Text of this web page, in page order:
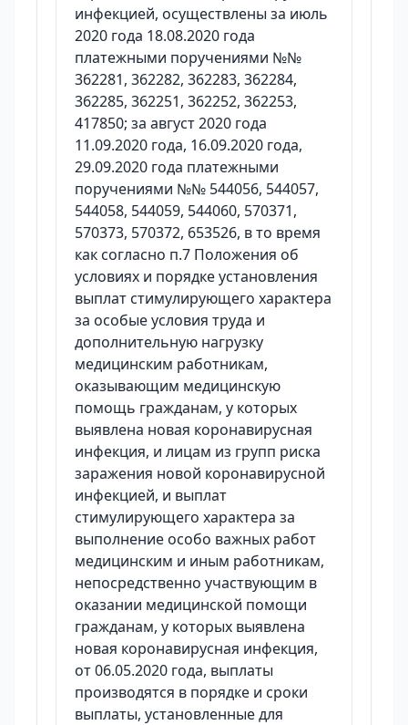
инфекцией, осуществлены за июль
2020 года 18.08.2020 года
платежными поручениями №№
362281, 362282, 362283, 362284,
362285, 362251, 362252, 362253,
417850; за август 2020 года
11.09.2020 года, 16.09.2020 года,
29.09.2020 года платежными
поручениями №№ 544056, 544057,
544058, 544059, 544060, 570371,
570373, 570372, 653526, в то время
как согласно п.7 Положения об
условиях и порядке установления
выплат стимулирующего характера
за особые условия труда и
дополнительную нагрузку
медицинским работникам,
оказывающим медицинскую
помощь гражданам, у которых
выявлена новая коронавирусная
инфекция, и лицам из групп риска
заражения новой коронавирусной
инфекцией, и выплат
стимулирующего характера за
выполнение особо важных работ
медицинским и иным работникам,
непосредственно участвующим в
оказании медицинской помощи
гражданам, у которых выявлена
новая коронавирусная инфекция,
от 06.05.2020 года, выплаты
производятся в порядке и сроки
выплаты, установленные для